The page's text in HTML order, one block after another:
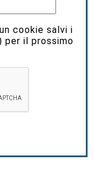
cookie salvi i
per il prossimo